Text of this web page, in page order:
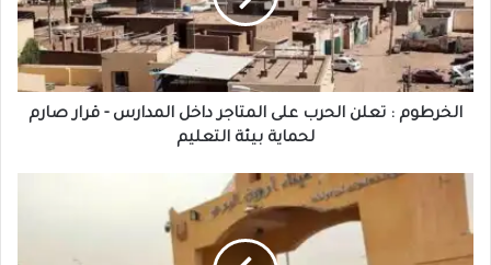
المتاجر
داخل
المدارس
-
قرار
بيئة
التعليم
الخرطوم : تعلن الحرب على المتاجر داخل المدارس - قرار صارم
لحماية بيئة التعليم
ودي
حلفا
:
مرحلون